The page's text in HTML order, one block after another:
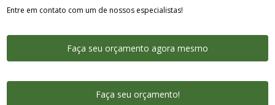
Entre em contato com um de nossos especialistas!
Faça seu orçamento agora mesmo
Faça seu orçamento!